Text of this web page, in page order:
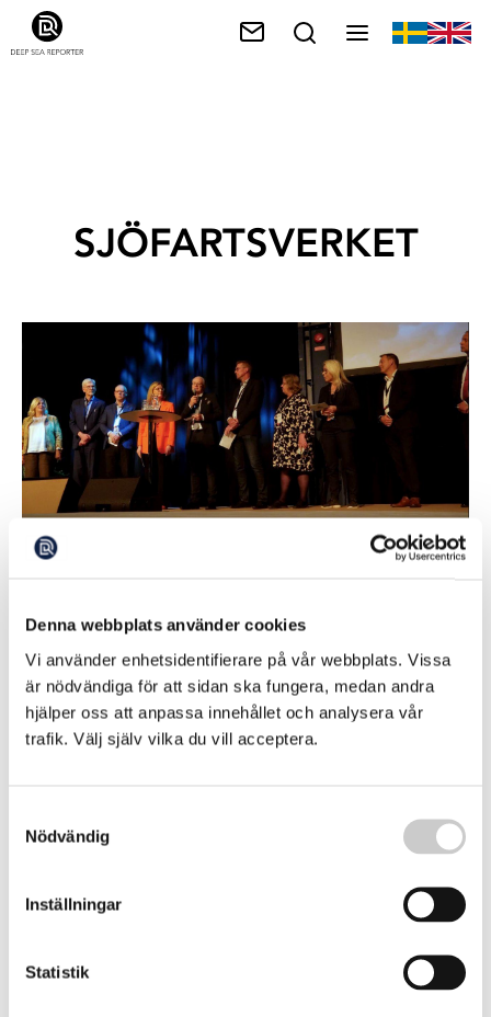
Denna webbplats använder cookies
Vi använder enhetsidentifierare på vår webbplats. Vissa
är nödvändiga för att sidan ska fungera, medan andra
hjälper oss att anpassa innehållet och analysera vår
trafik. Välj själv vilka du vill acceptera.
Nödvändig
Inställningar
Statistik
SJÖFARTSVERKET
Nio svenska myndigheters åtagande för ett
Vad kan ni göra för att bidra till ett renare, friskare hav –
det var frågan som Havs- och Vattenmyndigheten ställde
till nio svenska myndighetschefer förra året. Nio chefer
antog utmaningen och gjorde varsitt åtagande inför
kommande år, nu har vi följt upp hur det gått.
2026-06-22
Nio svenska myndigheters åtaganden för